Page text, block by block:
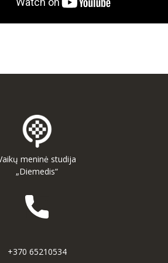
meninė studija
„Diemedis“
+370 65210534